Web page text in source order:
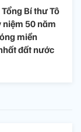
Bí thư Tô
niệm 50 năm
miền
đất nước